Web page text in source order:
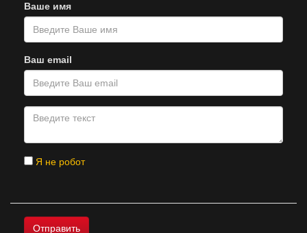
Ваше имя
Ваш email
Я не робот